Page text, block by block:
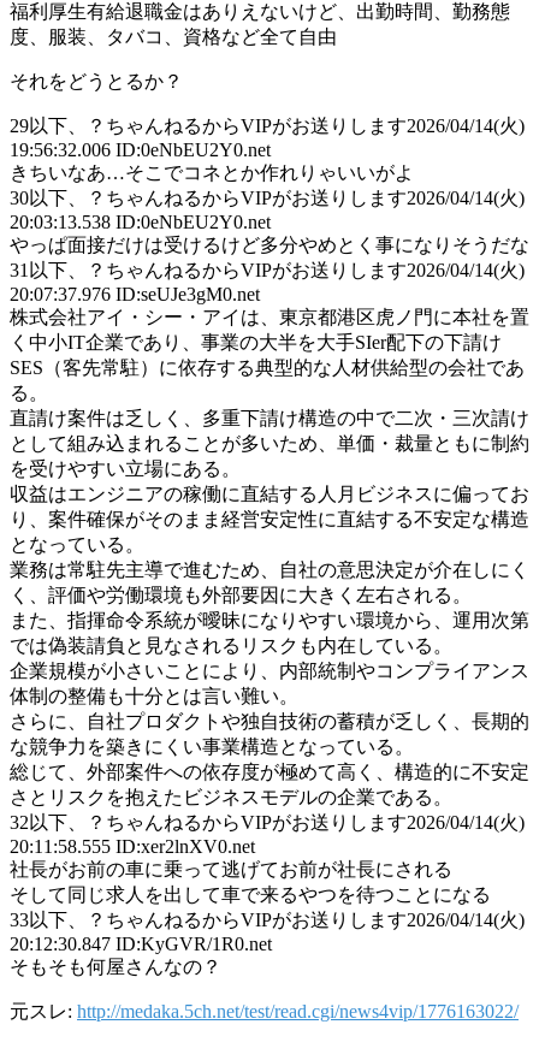
福利厚生有給退職金はありえないけど、出勤時間、勤務態
度、服装、タバコ、資格など全て自由
それをどうとるか？
29以下、？ちゃんねるからVIPがお送りします2026/04/14(火)
19:56:32.006 ID:0eNbEU2Y0.net
きちいなあ…そこでコネとか作れりゃいいがよ
30以下、？ちゃんねるからVIPがお送りします2026/04/14(火)
20:03:13.538 ID:0eNbEU2Y0.net
やっぱ面接だけは受けるけど多分やめとく事になりそうだな
31 以下、？ちゃんねるからVIPがお送りします2026/04/14(火)
20:07:37.976 ID:seUJe3gM0.net
株式会社アイ・シー・アイは、東京都港区虎ノ門に本社を置
く中小IT企業であり、事業の大半を大手SIer配下の下請け
SES（客先常駐）に依存する典型的な人材供給型の会社であ
る。
直請け案件は乏しく、多重下請け構造の中で二次・三次請け
として組み込まれることが多いため、単価・裁量ともに制約
を受けやすい立場にある。
収益はエンジニアの稼働に直結する人月ビジネスに偏ってお
り、案件確保がそのまま経営安定性に直結する不安定な構造
となっている。
業務は常駐先主導で進むため、自社の意思決定が介在しにく
く、評価や労働環境も外部要因に大きく左右される。
また、指揮命令系統が曖昧になりやすい環境から、運用次第
では偽装請負と見なされるリスクも内在している。
企業規模が小さいことにより、内部統制やコンプライアンス
体制の整備も十分とは言い難い。
さらに、自社プロダクトや独自技術の蓄積が乏しく、長期的
な競争力を築きにくい事業構造となっている。
総じて、外部案件への依存度が極めて高く、構造的に不安定
さとリスクを抱えたビジネスモデルの企業である。
32 以下、？ちゃんねるからVIPがお送りします2026/04/14(火)
20:11:58.555 ID:xer2lnXV0.net
社長がお前の車に乗って逃げてお前が社長にされる
そして同じ求人を出して車で来るやつを待つことになる
33以下、？ちゃんねるからVIPがお送りします2026/04/14(火)
20:12:30.847 ID:KyGVR/1R0.net
そもそも何屋さんなの？
元スレ: http://medaka.5ch.net/test/read.cgi/news4vip/1776163022/